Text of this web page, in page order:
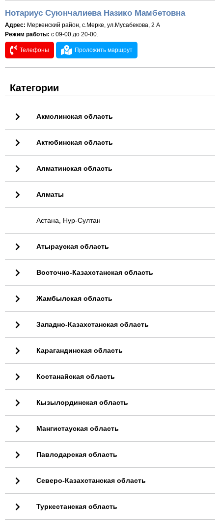
Нотариус Суюнчалиева Назико Мамбетовна
Адрес: Меркенский район, с.Мерке, ул.Мусабекова, 2 А
Режим работы: с 09-00 до 20-00.
Телефоны Проложить маршрут
Категории
Акмолинская область
Актюбинская область
Алматинская область
Алматы
Астана, Нур-Султан
Атырауская область
Восточно-Казахстанская область
Жамбылская область
Западно-Казахстанская область
Карагандинская область
Костанайская область
Кызылординская область
Мангистауская область
Павлодарская область
Северо-Казахстанская область
Туркестанская область